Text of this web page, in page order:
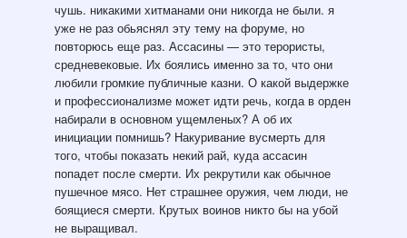
чушь. никакими хитманами они никогда не были. я
уже не раз обьяснял эту тему на форуме, но
повторюсь еще раз. Ассасины — это терористы,
средневековые. Их боялись именно за то, что они
любили громкие публичные казни. О какой выдержке
и профессионализме может идти речь, когда в орден
набирали в основном ущемленых? А об их
инициации помнишь? Накуривание вусмерть для
того, чтобы показать некий рай, куда ассасин
попадет после смерти. Их рекрутили как обычное
пушечное мясо. Нет страшнее оружия, чем люди, не
боящиеся смерти. Крутых воинов никто бы на убой
не выращивал.